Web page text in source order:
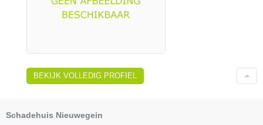
BEKIJK VOLLEDIG PROFIEL
Schadehuis Nieuwegein